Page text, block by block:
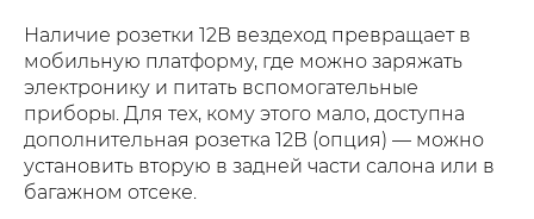
Наличие розетки 12В вездеход превращает в
мобильную платформу, где можно заряжать
электронику и питать вспомогательные
приборы. Для тех, кому этого мало, доступна
дополнительная розетка 12В (опция) — можно
установить вторую в задней части салона или в
багажном отсеке.